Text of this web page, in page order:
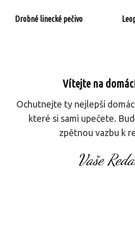
Drobné linecké pečivo
Vítejte na
Ochutnejte ty nejlepší
které si sami upečete.
zpětnou vazbu k
Vaše